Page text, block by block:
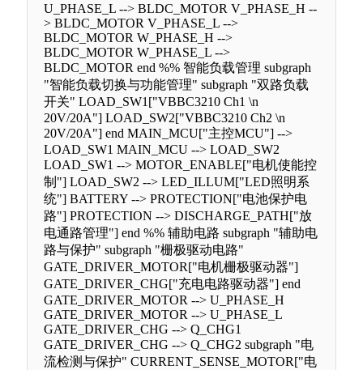
U_PHASE_L --> BLDC_MOTOR V_PHASE_H --
> BLDC_MOTOR V_PHASE_L -->
BLDC_MOTOR W_PHASE_H -->
BLDC_MOTOR W_PHASE_L -->
BLDC_MOTOR end %% 智能负载管理 subgraph
"智能负载切换与功能管理" subgraph "双路负载
开关" LOAD_SW1["VBBC3210 Ch1 \n
20V/20A"] LOAD_SW2["VBBC3210 Ch2 \n
20V/20A"] end MAIN_MCU["主控MCU"] -->
LOAD_SW1 MAIN_MCU --> LOAD_SW2
LOAD_SW1 --> MOTOR_ENABLE["电机使能控
制"] LOAD_SW2 --> LED_ILLUM["LED照明系
统"] BATTERY --> PROTECTION["电池保护电
路"] PROTECTION --> DISCHARGE_PATH["放
电通路管理"] end %% 辅助电路 subgraph "辅助电
路与保护" subgraph "栅极驱动电路"
GATE_DRIVER_MOTOR["电机栅极驱动器"]
GATE_DRIVER_CHG["充电电路驱动器"] end
GATE_DRIVER_MOTOR --> U_PHASE_H
GATE_DRIVER_MOTOR --> U_PHASE_L
GATE_DRIVER_CHG --> Q_CHG1
GATE_DRIVER_CHG --> Q_CHG2 subgraph "电
流检测与保护" CURRENT_SENSE_MOTOR["电